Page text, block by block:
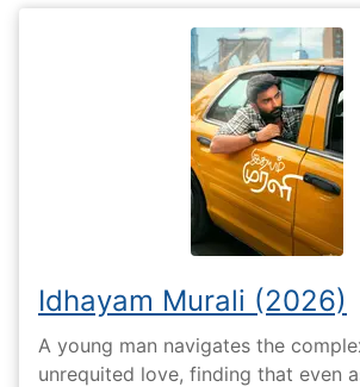
Idhayam Murali (2026)
A young man navigates the
unrequited love, finding that even